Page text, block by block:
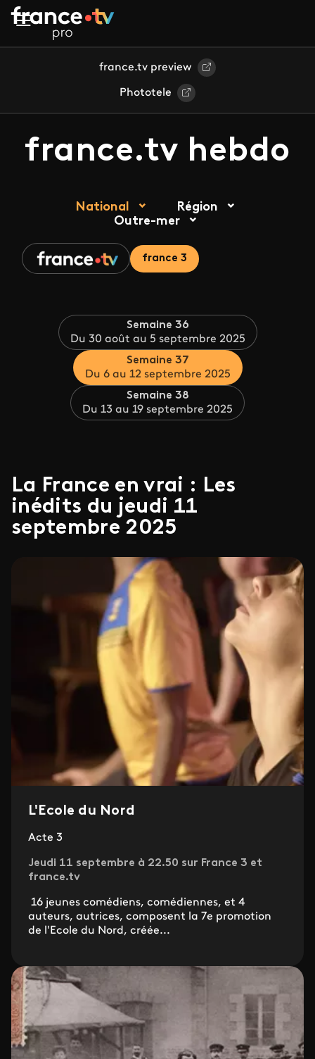
Aller au contenu principal
france.tv preview
Phototele
france.tv hebdo
National
Région
Outre-mer
france 3
Semaine 36
Du 30 août au 5 septembre 2025
Semaine 37
Du 6 au 12 septembre 2025
Semaine 38
Du 13 au 19 septembre 2025
La France en vrai : Les
inédits du jeudi 11
septembre 2025
L'Ecole du Nord
Acte 3
Jeudi 11 septembre à 22.50 sur France 3 et
france.tv
16 jeunes comédiens, comédiennes, et 4
auteurs, autrices, composent la 7e promotion
de l'Ecole du Nord, créée...